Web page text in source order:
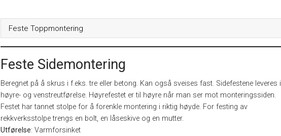
Feste Toppmontering
Feste Sidemontering
Beregnet på å skrus i f.eks. tre eller betong. Kan også sveises fast. Sidefestene leveres i
høyre- og venstreutførelse. Høyrefestet er til høyre når man ser mot monteringssiden.
Festet har tannet stolpe for å forenkle montering i riktig høyde. For festing av
rekkverksstolpe trengs en bolt, en låseskive og en mutter.
Utførelse: Varmforsinket